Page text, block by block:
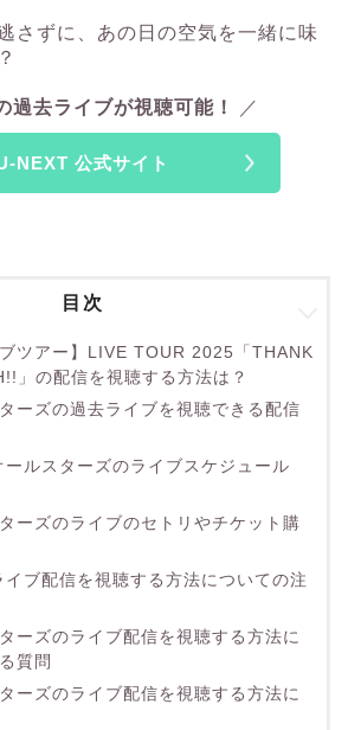
さずに、あの日の空気を一緒に味
過去ライブが視聴可能！
NEXT 公式サイト
目次
ブツアー】LIVE TOUR 2025「THANK
」の配信を視聴する方法は？
ーズの過去ライブを視聴できる配信
ルスターズのライブスケジュール
ーズのライブのセトリやチケット購
ブ配信を視聴する方法についての注
ーズのライブ配信を視聴する方法に
質問
ーズのライブ配信を視聴する方法に